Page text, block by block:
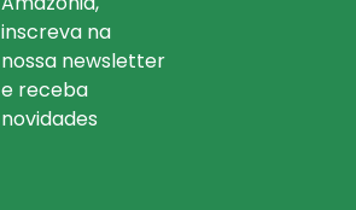
inscreva na
nossa newsletter
e receba
novidades